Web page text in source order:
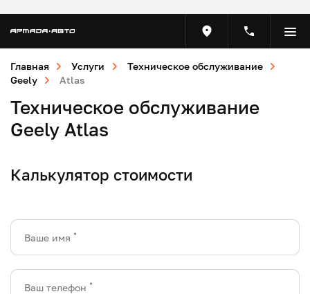
Главная Услуги
Техническое обслуживание
Geely
Atlas
Техническое обслуживание
Geely Atlas
Калькулятор стоимости
Ваше имя *
Ваш телефон *